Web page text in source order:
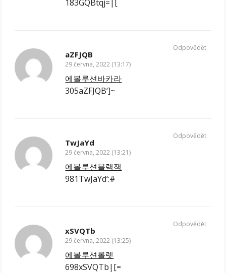
183GQBtqj=|[
aZFJQB
29 června, 2022 (13:17)
에볼루션바카라
305aZFJQB‘]~
Odpovědět
TwJaYd
29 června, 2022 (13:21)
에볼루션블랙잭
981TwJaYd‘:#
Odpovědět
xSVQTb
29 června, 2022 (13:25)
에볼루션롤렛
698xSVQTb|[=
Odpovědět